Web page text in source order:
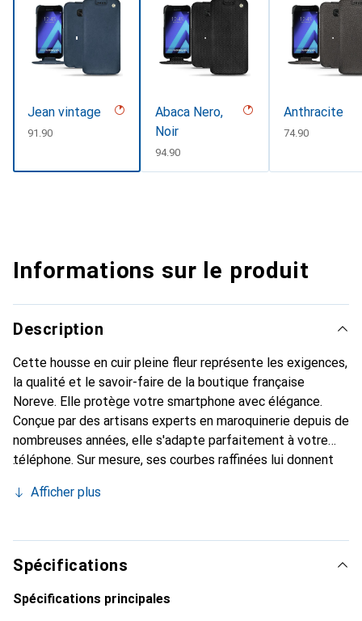
Jean vintage
CHF
91.90
Abaca Nero,
Noir
CHF
94.90
Anthracite
CHF
74.90
Informations sur le produit
Description
Cette housse en cuir pleine fleur représente les exigences,
la qualité et le savoir-faire de la boutique française
Noreve. Elle protège votre smartphone avec élégance.
Conçue par des artisans experts en maroquinerie depuis de
nombreuses années, elle s'adapte parfaitement à votre
téléphone. Sur mesure, ses courbes raffinées lui donnent
et indispensable de votre smartphone. La marque Noreve
haute qualité et constitue un choix sûr pour une clientèle
exigeante.
Afficher plus
Spécifications
Spécifications principales